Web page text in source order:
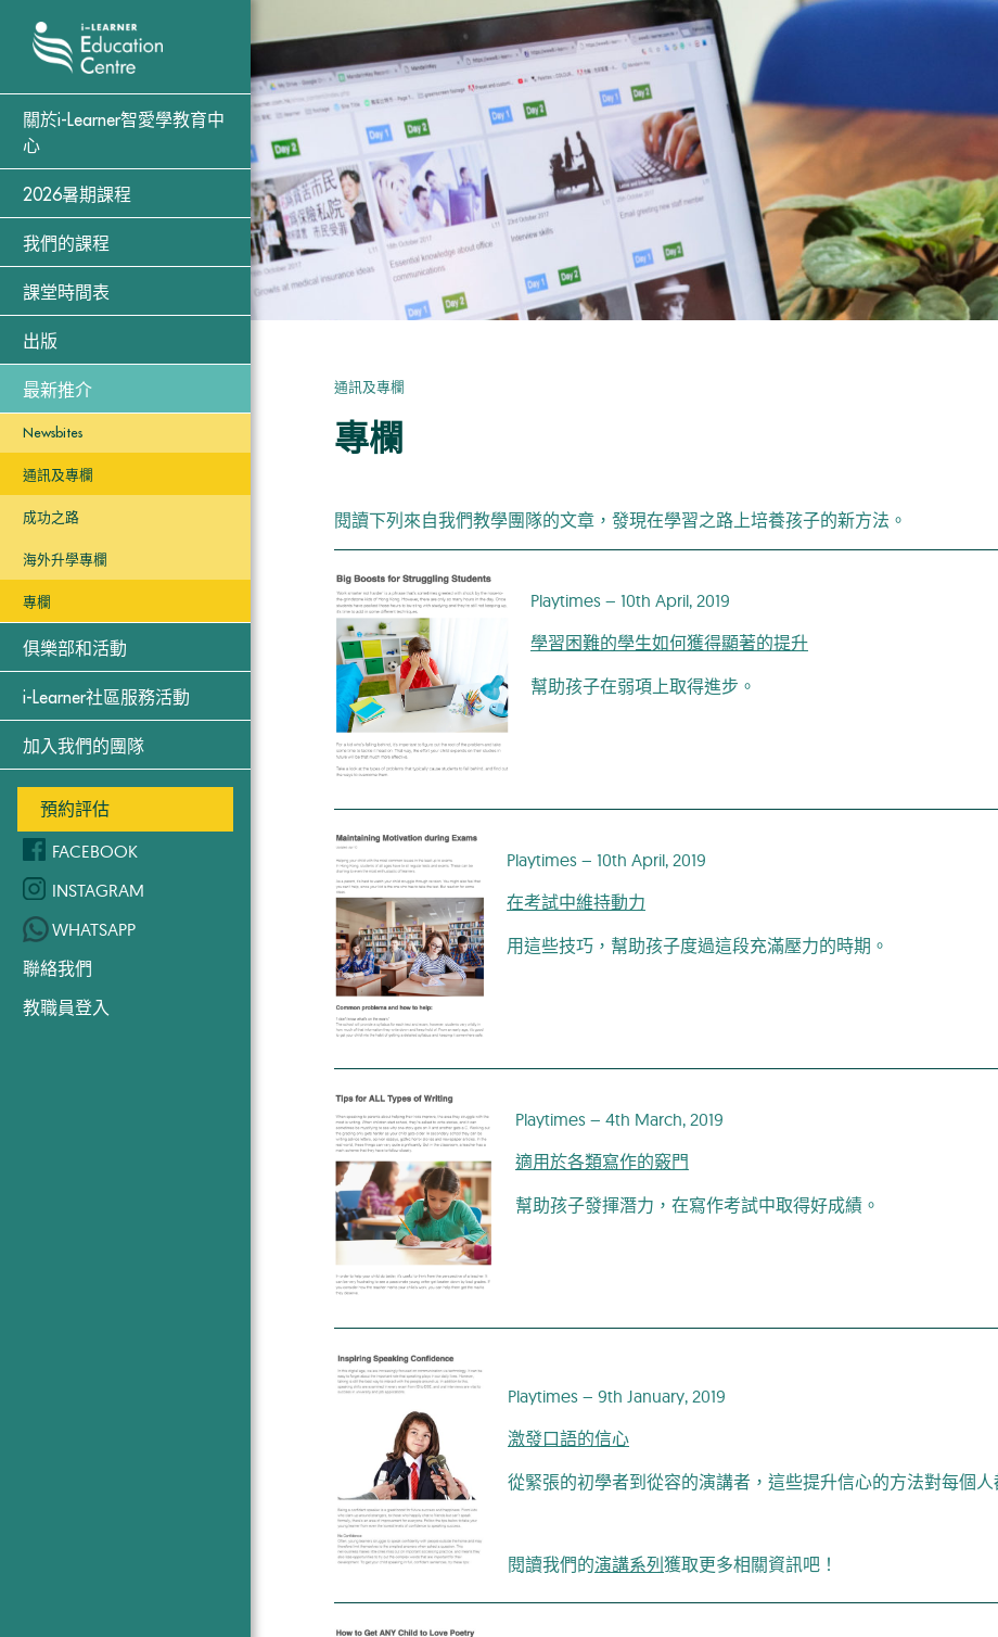
關於i-Learner智愛學教育中
心
2026暑期課程
我們的課程
課堂時間表
出版
最新推介
Newsbites
通訊及專欄
成功之路
海外升學專欄
專欄
俱樂部和活動
i-Learner社區服務活動
加入我們的團隊
預約評估
FACEBOOK
INSTAGRAM
WHATSAPP
聯絡我們
教職員登入
通訊及專欄
專欄
閱讀下列來自我們教學團隊的文章，發現在學習之路上培養孩子的新方法。
Playtimes – 10th April, 2019
學習困難的學生如何獲得顯著的提升
幫助孩子在弱項上取得進步。
Playtimes – 10th April, 2019
在考試中維持動力
用這些技巧，幫助孩子度過這段充滿壓力的時期。
Playtimes – 4th March, 2019
適用於各類寫作的竅門
幫助孩子發揮潛力，在寫作考試中取得好成績。
Playtimes – 9th January, 2019
激發口語的信心
從緊張的初學者到從容的演講者，這些提升信心的方法對每個人
閱讀我們的演講系列獲取更多相關資訊吧！